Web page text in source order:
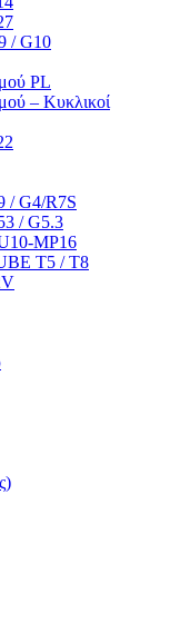
/ G10
PL
– Κυκλικοί
/ G4/R7S
/ G5.3
ΜΡ16
T5 / T8